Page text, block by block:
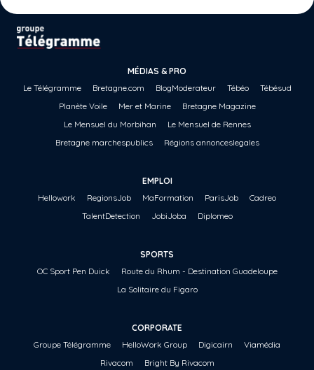
MÉDIAS & PRO
Le Télégramme
Bretagne.com BlogModerateur Tébéo
Tébésud
Planète Voile
Mer et Marine
Bretagne Magazine
Le Mensuel du Morbihan
Le Mensuel de Rennes
Bretagne marchespublics
Régions annonceslegales
EMPLOI
Hellowork
RegionsJob MaFormation ParisJob
Cadreo
TalentDetection
JobiJoba Diplomeo
SPORTS
OC Sport Pen Duick
Route du Rhum - Destination Guadeloupe
La Solitaire du Figaro
CORPORATE
Groupe Télégramme
HelloWork Group Digicairn
Viamédia
Rivacom
Bright By Rivacom